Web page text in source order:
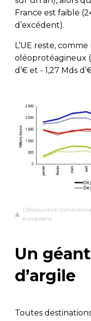
France est faible
d’excédent).
L’UE reste,
oléoprotéagineux
d’€ et - 1,27 Mds
Déséquilibre
européens
Un
d’argile
Toutes